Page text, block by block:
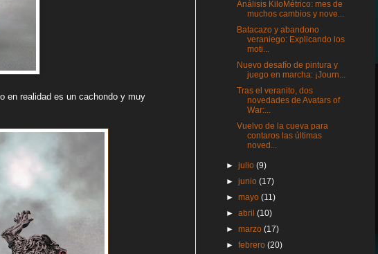
en realidad es un cachondo y muy
Análisis KiloMétrico: mes de
muchos cambios y nove...
Batacazo y abandono
veraniego: Explicando los
moti...
Nuevo desafío de pintura y
juego en marcha: ¡Journ...
Tras el veranito, dos
novedades de Avatars of
War:...
Vuelvo de la cueva para
contaros las últimas
noved...
►julio(9)
►junio(17)
►mayo(11)
►abril(10)
►marzo(17)
►febrero(20)